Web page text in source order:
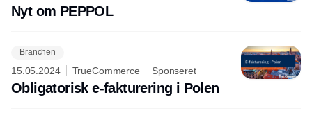
Nyt om PEPPOL
Branchen
15.05.2024 TrueCommerce Sponseret
Obligatorisk e-fakturering i Polen